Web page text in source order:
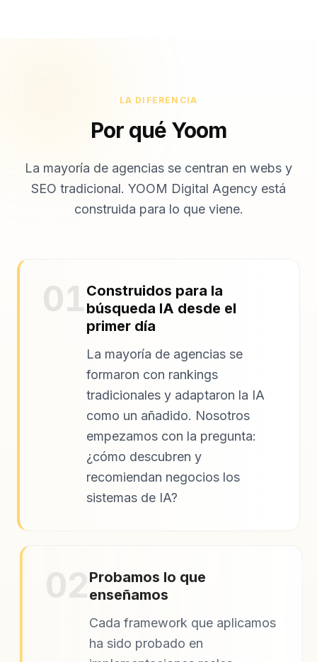
LA DIFERENCIA
Por qué Yoom
La mayoría de agencias se centran en webs y
SEO tradicional. YOOM Digital Agency está
construida para lo que viene.
01 Construidos para la
búsqueda IA desde el
primer día
La mayoría de agencias se
formaron con rankings
tradicionales y adaptaron la IA
como un añadido. Nosotros
empezamos con la pregunta:
¿cómo descubren y
recomiendan negocios los
sistemas de IA?
Probamos lo que
enseñamos
Cada framework que aplicamos
ha sido probado en